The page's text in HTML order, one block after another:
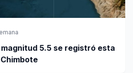
5.5 se registró esta